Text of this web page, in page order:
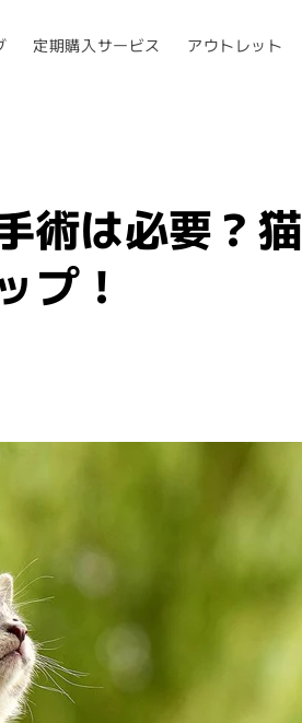
定期購入サービス アウトレット
術は必要？
プ！